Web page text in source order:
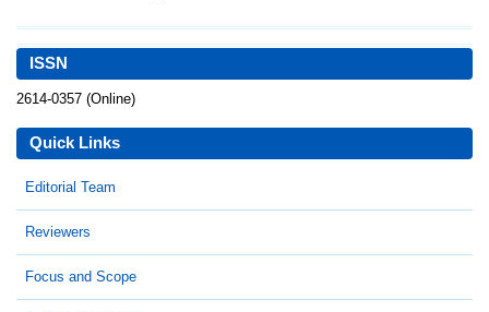
ISSN
2614-0357 (Online)
Quick Links
Editorial Team
Reviewers
Focus and Scope